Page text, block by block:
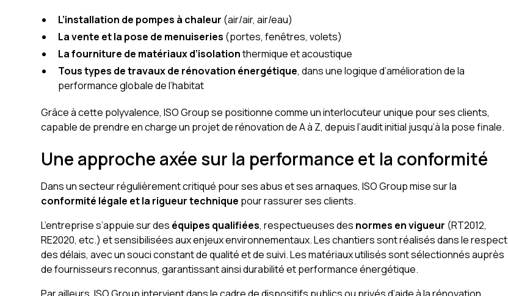
L’installation de pompes à chaleur (air/air, air/eau)
La vente et la pose de menuiseries (portes, fenêtres, volets)
La fourniture de matériaux d’isolationthermique et acoustique
Tous types de travaux de rénovation énergétique, dans une logique d’amélioration de la
performance globale de l’habitat
Grâce à cette polyvalence, ISO Group se positionne comme un interlocuteur unique pour ses clients,
capable de prendre en charge un projet de rénovation de A à Z, depuis l’audit initial jusqu’à la pose finale.
Une approche axée sur la performance et la conformité
Dans un secteur régulièrement critiqué pour ses abus et ses arnaques, ISO Group mise sur la
conformité légale et la rigueur technique pour rassurer ses clients.
L’entreprise s’appuie sur des équipes qualifiées, respectueuses des normes en vigueur (RT2012,
RE2020, etc.) et sensibilisées aux enjeux environnementaux. Les chantiers sont réalisés dans le respect
des délais, avec un souci constant de qualité et de suivi. Les matériaux utilisés sont sélectionnés auprès
de fournisseurs reconnus, garantissant ainsi durabilité et performance énergétique.